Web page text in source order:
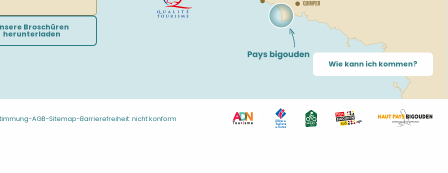
Broschüren
herunterladen
Wie kann ich kommen?
-AGB-Sitemap-Barrierefreiheit: nicht konform